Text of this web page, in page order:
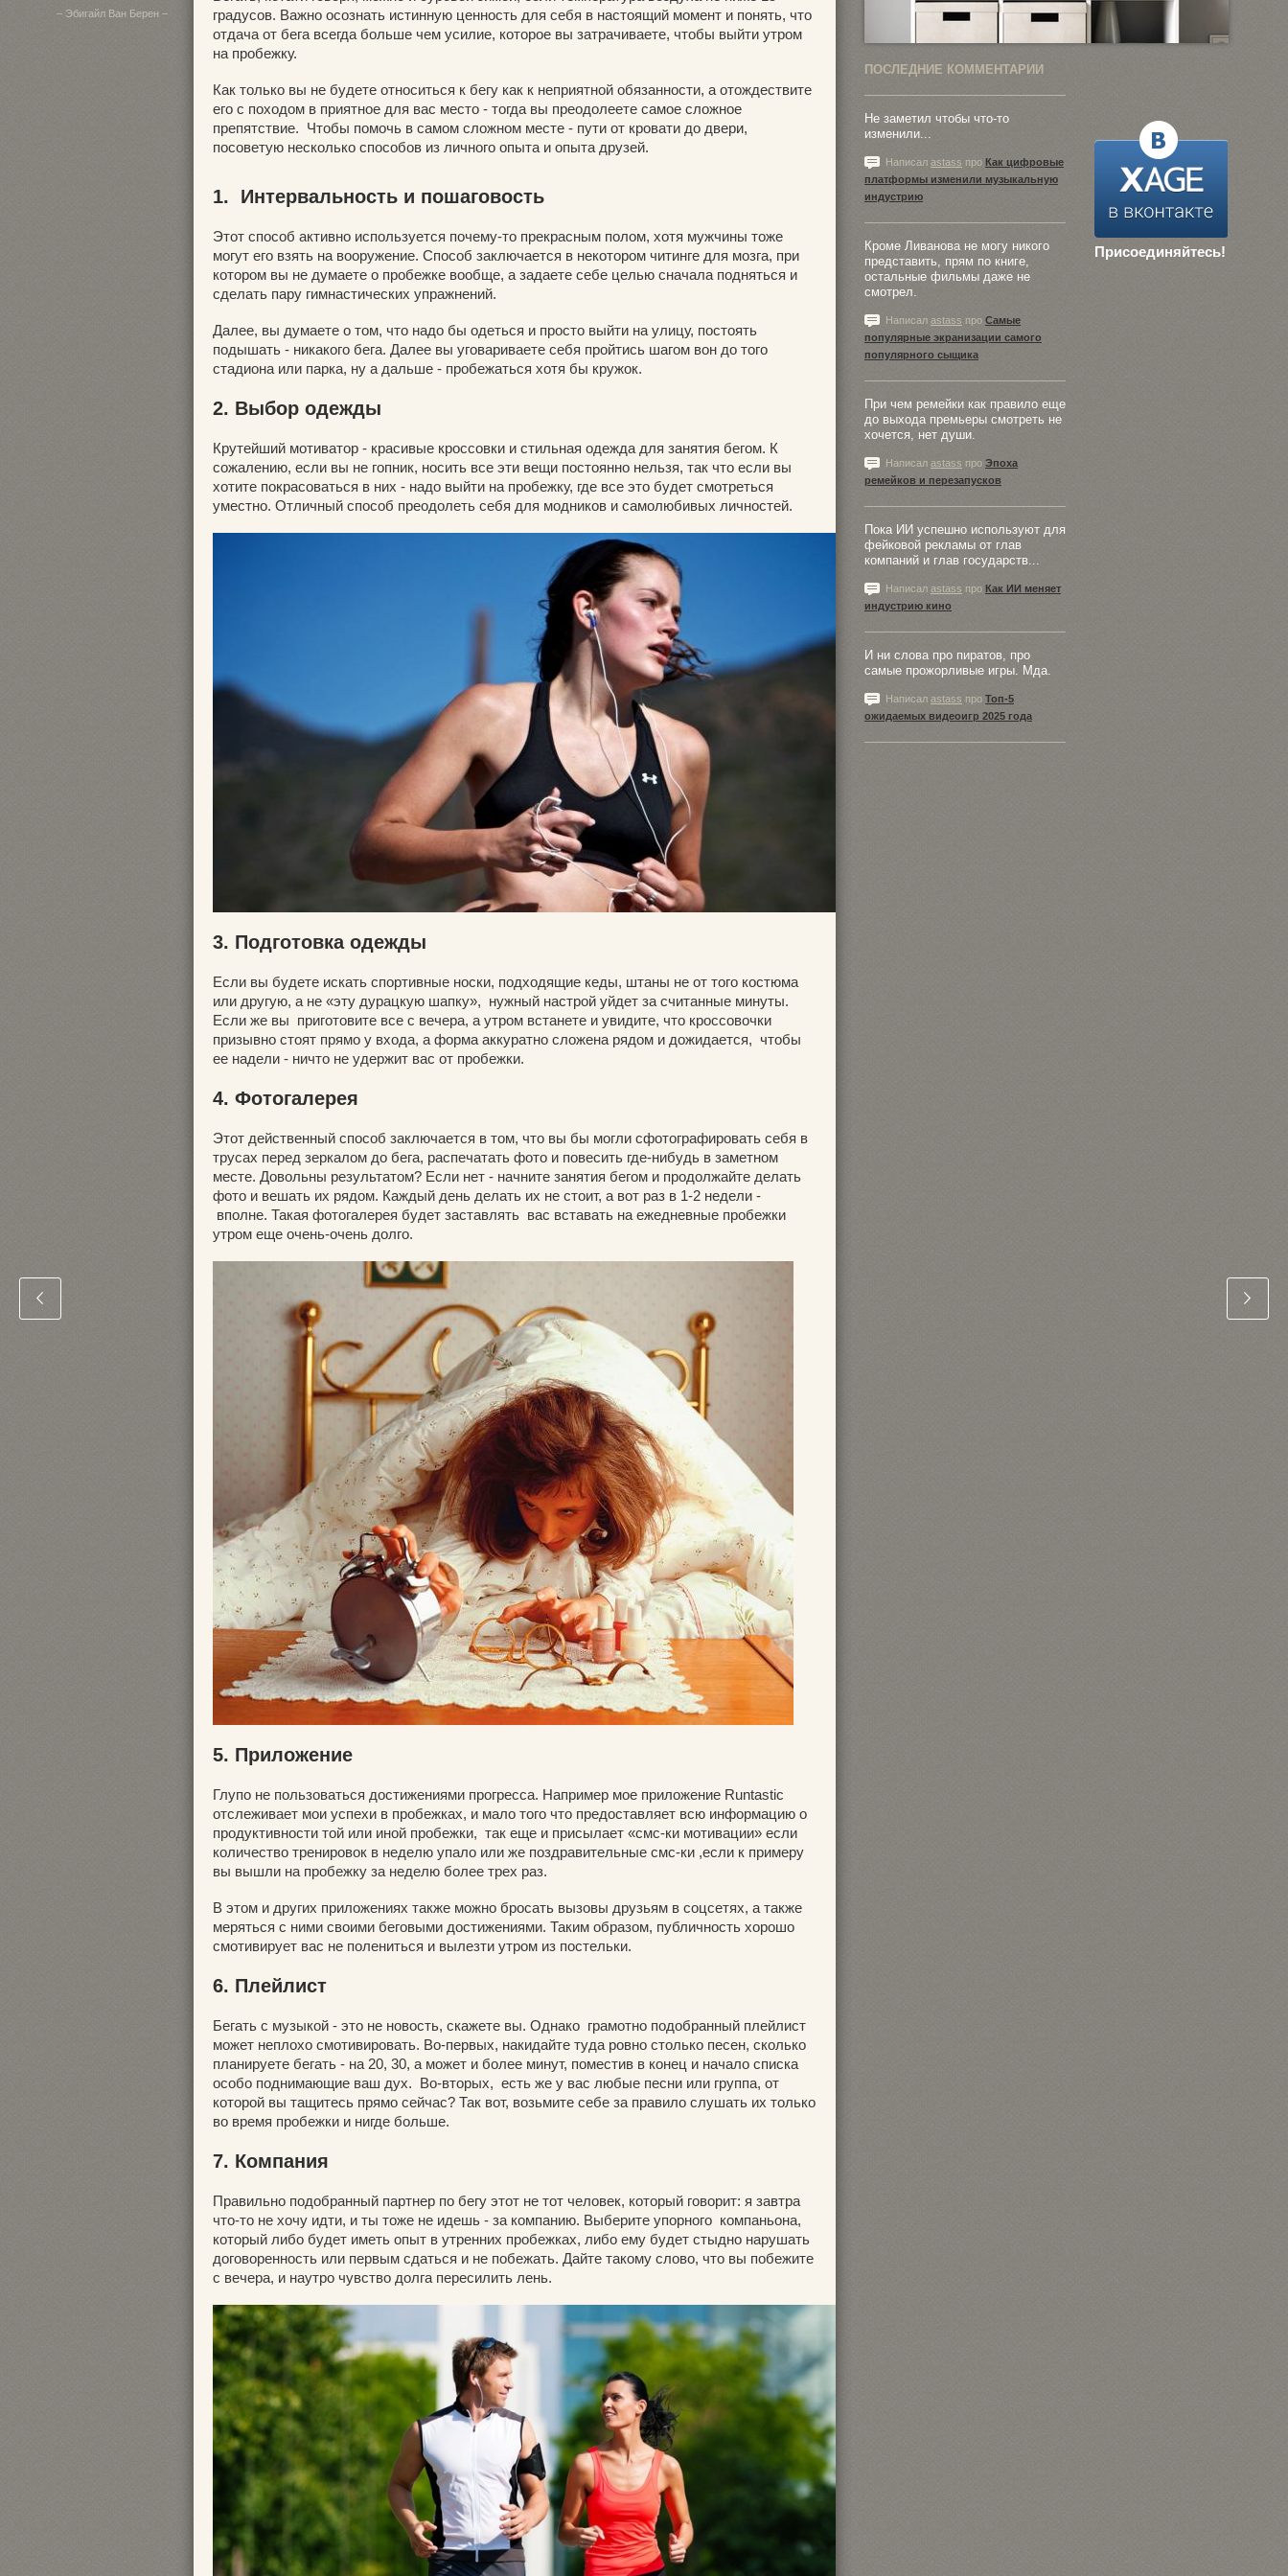
– Эбигайл Ван Берен –
градусов. Важно осознать истинную ценность для себя в настоящий момент и понять, что
отдача от бега всегда больше чем усилие, которое вы затрачиваете, чтобы выйти утром
на пробежку.
Как только вы не будете относиться к бегу как к неприятной обязанности, а отождествите
его с походом в приятное для вас место - тогда вы преодолеете самое сложное
препятствие. Чтобы помочь в самом сложном месте - пути от кровати до двери,
посоветую несколько способов из личного опыта и опыта друзей.
1. Интервальность и пошаговость
Этот способ активно используется почему-то прекрасным полом, хотя мужчины тоже
могут его взять на вооружение. Способ заключается в некотором читинге для мозга, при
котором вы не думаете о пробежке вообще, а задаете себе целью сначала подняться и
сделать пару гимнастических упражнений.
Далее, вы думаете о том, что надо бы одеться и просто выйти на улицу, постоять
подышать - никакого бега. Далее вы уговариваете себя пройтись шагом вон до того
стадиона или парка, ну а дальше - пробежаться хотя бы кружок.
2. Выбор одежды
Крутейший мотиватор - красивые кроссовки и стильная одежда для занятия бегом. К
сожалению, если вы не гопник, носить все эти вещи постоянно нельзя, так что если вы
хотите покрасоваться в них - надо выйти на пробежку, где все это будет смотреться
уместно. Отличный способ преодолеть себя для модников и самолюбивых личностей.
3. Подготовка одежды
Если вы будете искать спортивные носки, подходящие кеды, штаны не от того костюма
или другую, а не «эту дурацкую шапку», нужный настрой уйдет за считанные минуты.
Если же вы приготовите все с вечера, а утром встанете и увидите, что кроссовочки
призывно стоят прямо у входа, а форма аккуратно сложена рядом и дожидается, чтобы
ее надели - ничто не удержит вас от пробежки.
4. Фотогалерея
Этот действенный способ заключается в том, что вы бы могли сфотографировать себя в
трусах перед зеркалом до бега, распечатать фото и повесить где-нибудь в заметном
месте. Довольны результатом? Если нет - начните занятия бегом и продолжайте делать
фото и вешать их рядом. Каждый день делать их не стоит, а вот раз в 1-2 недели -
вполне. Такая фотогалерея будет заставлять вас вставать на ежедневные пробежки
утром еще очень-очень долго.
5. Приложение
Глупо не пользоваться достижениями прогресса. Например мое приложение Runtastic
отслеживает мои успехи в пробежках, и мало того что предоставляет всю информацию о
продуктивности той или иной пробежки, так еще и присылает «смс-ки мотивации» если
количество тренировок в неделю упало или же поздравительные смс-ки ,если к примеру
вы вышли на пробежку за неделю более трех раз.
В этом и других приложениях также можно бросать вызовы друзьям в соцсетях, а также
меряться с ними своими беговыми достижениями. Таким образом, публичность хорошо
смотивирует вас не полениться и вылезти утром из постельки.
6. Плейлист
Бегать с музыкой - это не новость, скажете вы. Однако грамотно подобранный плейлист
может неплохо смотивировать. Во-первых, накидайте туда ровно столько песен, сколько
планируете бегать - на 20, 30, а может и более минут, поместив в конец и начало списка
особо поднимающие ваш дух. Во-вторых, есть же у вас любые песни или группа, от
которой вы тащитесь прямо сейчас? Так вот, возьмите себе за правило слушать их только
во время пробежки и нигде больше.
7. Компания
Правильно подобранный партнер по бегу этот не тот человек, который говорит: я завтра
что-то не хочу идти, и ты тоже не идешь - за компанию. Выберите упорного компаньона,
который либо будет иметь опыт в утренних пробежках, либо ему будет стыдно нарушать
договоренность или первым сдаться и не побежать. Дайте такому слово, что вы побежите
с вечера, и наутро чувство долга пересилить лень.
ПОСЛЕДНИЕ КОММЕНТАРИИ
Присоединяйтесь!
Не заметил чтобы что-то
изменили...
Написал astass про Как цифровые
платформы изменили музыкальную
индустрию
Кроме Ливанова не могу никого
представить, прям по книге,
остальные фильмы даже не
смотрел.
Написал astass про Самые
популярные экранизации самого
популярного сыщика
При чем ремейки как правило еще
до выхода премьеры смотреть не
хочется, нет души.
Написал astass про Эпоха
ремейков и перезапусков
Пока ИИ успешно используют для
фейковой рекламы от глав
компаний и глав государств...
Написал astass про Как ИИ меняет
индустрию кино
И ни слова про пиратов, про
самые прожорливые игры. Мда.
Написал astass про Топ-5
ожидаемых видеоигр 2025 года